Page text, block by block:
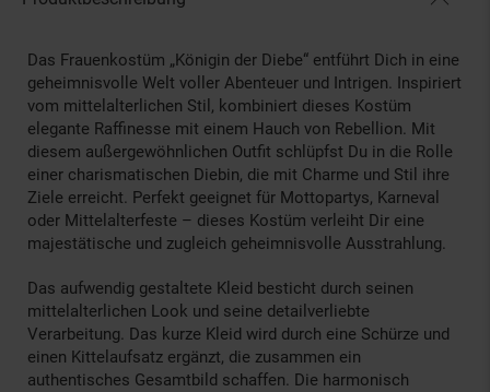
Das Frauenkostüm „Königin der Diebe“ entführt Dich in eine
geheimnisvolle Welt voller Abenteuer und Intrigen. Inspiriert
vom mittelalterlichen Stil, kombiniert dieses Kostüm
elegante Raffinesse mit einem Hauch von Rebellion. Mit
diesem außergewöhnlichen Outfit schlüpfst Du in die Rolle
einer charismatischen Diebin, die mit Charme und Stil ihre
Ziele erreicht. Perfekt geeignet für Mottopartys, Karneval
oder Mittelalterfeste – dieses Kostüm verleiht Dir eine
majestätische und zugleich geheimnisvolle Ausstrahlung.
Das aufwendig gestaltete Kleid besticht durch seinen
mittelalterlichen Look und seine detailverliebte
Verarbeitung. Das kurze Kleid wird durch eine Schürze und
einen Kittelaufsatz ergänzt, die zusammen ein
authentisches Gesamtbild schaffen. Die harmonisch